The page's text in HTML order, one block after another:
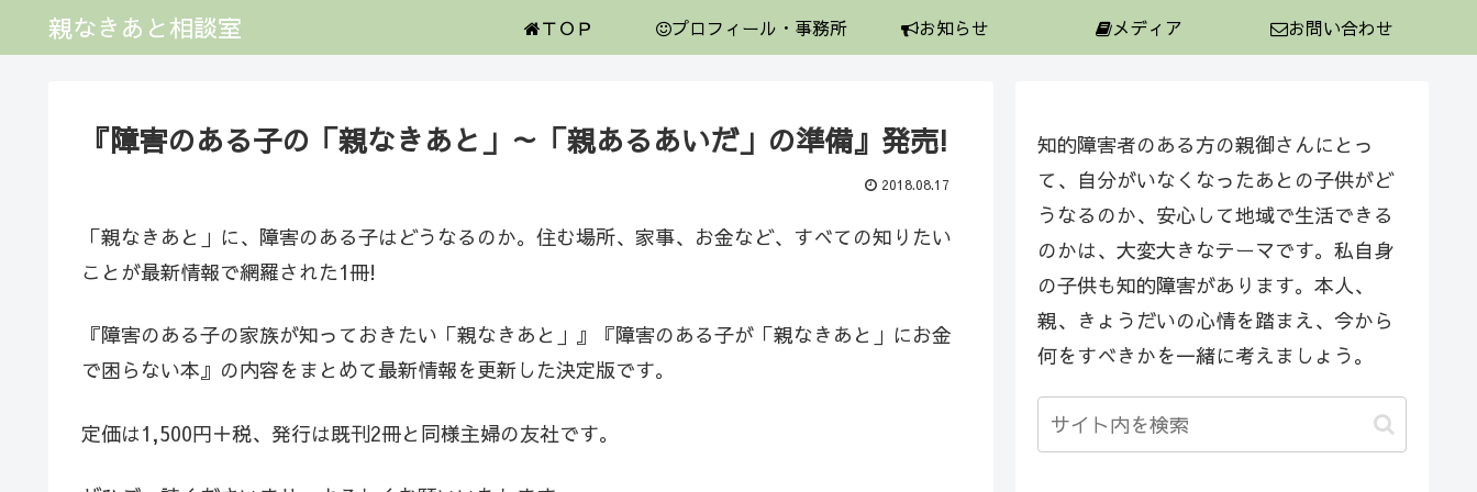
親なきあと相談室 ＴＯＰ プロフィール・事務所 お知らせ メディア お問い合わせ
『障害のある子の「親なきあと」～「親あるあいだ」の準備』発売!
2018.08.17
「親なきあと」に、障害のある子はどうなるのか。住む場所、家事、お金など、すべての知りたい
ことが最新情報で網羅された1冊!
『障害のある子の家族が知っておきたい「親なきあと」』『障害のある子が「親なきあと」にお金
で困らない本』の内容をまとめて最新情報を更新した決定版です。
定価は1,500円＋税、発行は既刊2冊と同様主婦の友社です。
知的障害者のある方の親御さんにとっ
て、自分がいなくなったあとの子供がど
うなるのか、安心して地域で生活できる
のかは、大変大きなテーマです。私自身
の子供も知的障害があります。本人、
親、きょうだいの心情を踏まえ、今から
何をすべきかを一緒に考えましょう。